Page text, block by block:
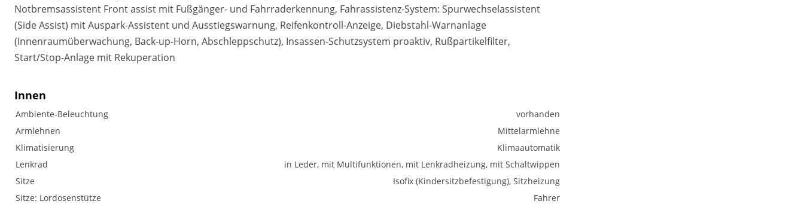
Notbremsassistent Front assist mit Fußgänger- und Fahrraderkennung, Fahrassistenz-System: Spurwechselassistent
(Side Assist) mit Auspark-Assistent und Ausstiegswarnung, Reifenkontroll-Anzeige, Diebstahl-Warnanlage
(Innenraumüberwachung, Back-up-Horn, Abschleppschutz), Insassen-Schutzsystem proaktiv, Rußpartikelfilter,
Start/Stop-Anlage mit Rekuperation
Innen
Ambiente-Beleuchtung
vorhanden
Armlehnen
Mittelarmlehne
Klimatisierung
Klimaautomatik
Lenkrad
in Leder, mit Multifunktionen, mit Lenkradheizung, mit Schaltwippen
Sitze
Isofix (Kindersitzbefestigung), Sitzheizung
Sitze: Lordosenstütze
Fahrer